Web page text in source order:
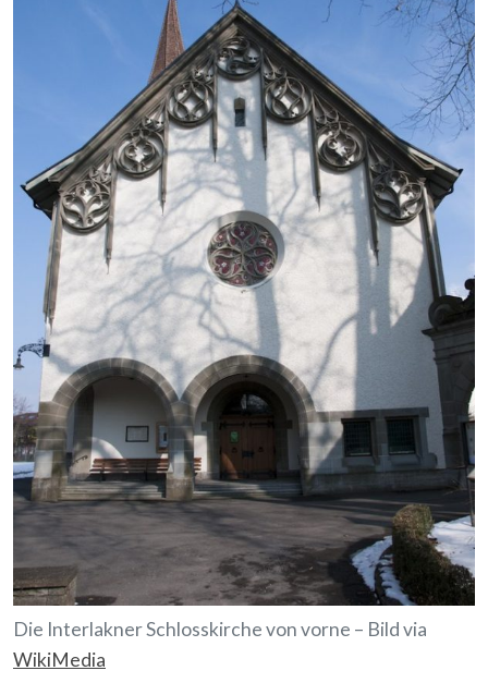
Die Interlakner Schlosskirche von vorne – Bild via
WikiMedia